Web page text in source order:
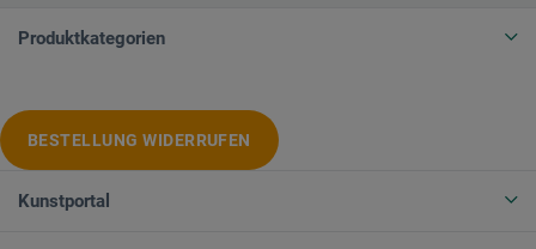
Produktkategorien
BESTELLUNG WIDERRUFEN
Kunstportal